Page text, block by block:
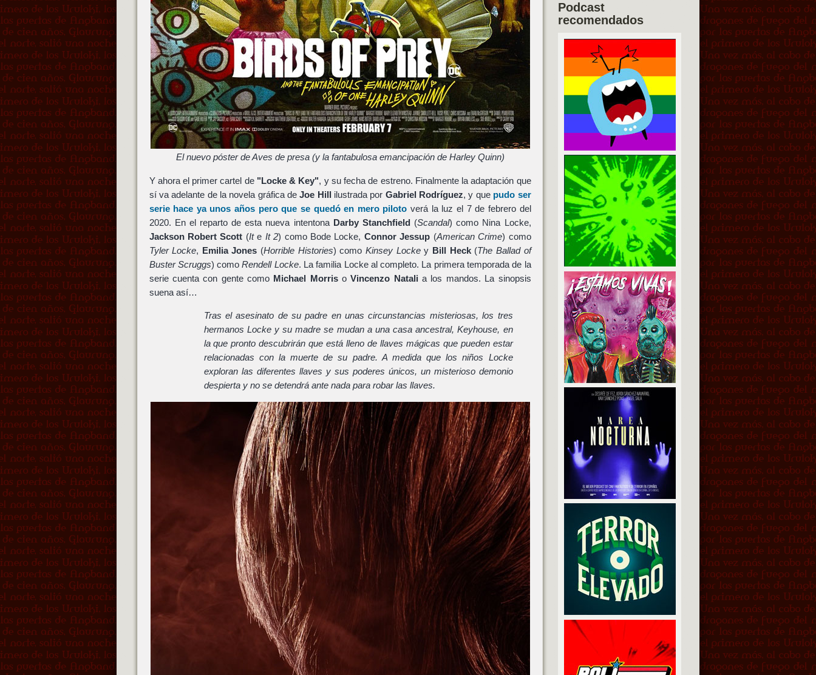
El nuevo póster de Aves de presa (y la fantabulosa emancipación de Harley Quinn)
Y ahora el primer cartel de "Locke & Key", y su fecha de estreno. Finalmente la adaptación que
sí va adelante de la novela gráfica deJoe Hill ilustrada por Gabriel Rodríguez, y que pudo ser
serie hace ya unos años pero que se quedó en mero piloto verá la luz el 7 de febrero del
2020. En el reparto de esta nueva intentona Darby Stanchfield(Scandal) como Nina Locke,
Jackson Robert Scott (Ite It 2) como Bode Locke, Connor Jessup (American Crime) como
Tyler Locke, Emilia Jones (Horrible Histories) comoKinsey Lockey Bill Heck(The Ballad of
Buster Scruggs) comoRendell Locke. La familia Locke al completo. La primera temporada de la
serie cuenta con gente como Michael MorrisoVincenzo Natali a los mandos. La sinopsis
suena así…
Tras el asesinato de su padre en unas circunstancias misteriosas, los tres
hermanos Locke y su madre se mudan a una casa ancestral, Keyhouse, en
la que pronto descubrirán que está lleno de llaves mágicas que pueden estar
relacionadas con la muerte de su padre. A medida que los niños Locke
exploran las diferentes llaves y sus poderes únicos, un misterioso demonio
despierta y no se detendrá ante nada para robar las llaves.
Podcast
recomendados